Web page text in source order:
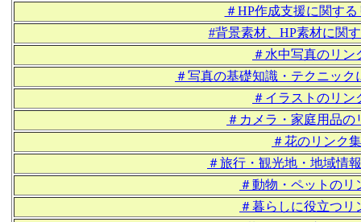
＃HP作成支援に関す
#背景素材、HP素材に関
＃水中写真のリン
＃写真の基礎知識・テクニッ
＃イラストのリン
＃カメラ・家庭用品の
＃花のリンク
＃旅行・観光地・地域情
＃動物・ペットのリ
＃暮らしに役立つリ